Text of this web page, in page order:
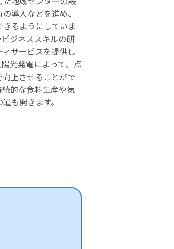
導入などを進め、
るようにしていま
ジネススキルの研
サービスを提供し
光発電によって、点
上させることがで
的な食料生産や気
も開きます。